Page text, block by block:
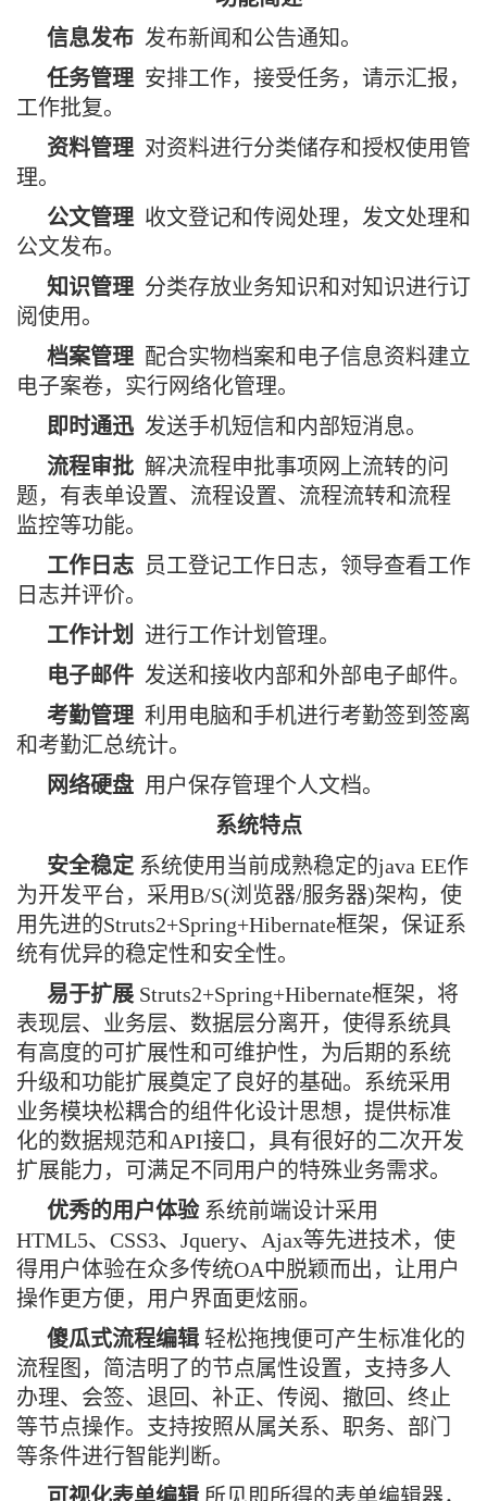
信息发布 发布新闻和公告通知。
任务管理 安排工作，接受任务，请示汇报，
工作批复。
资料管理 对资料进行分类储存和授权使用管
理。
公文管理 收文登记和传阅处理，发文处理和
公文发布。
知识管理 分类存放业务知识和对知识进行订
阅使用。
档案管理 配合实物档案和电子信息资料建立
电子案卷，实行网络化管理。
即时通迅 发送手机短信和内部短消息。
流程审批 解决流程申批事项网上流转的问
题，有表单设置、流程设置、流程流转和流程
监控等功能。
工作日志 员工登记工作日志，领导查看工作
日志并评价。
工作计划
进行工作计划管理。
电子邮件 发送和接收内部和外部电子邮件。
考勤管理 利用电脑和手机进行考勤签到签离
和考勤汇总统计。
网络硬盘 用户保存管理个人文档。
系统特点
安全稳定 系统使用当前成熟稳定的java EE作
为开发平台，采用B/S(浏览器/服务器)架构，使
用先进的Struts2+Spring+Hibernate框架，保证系
统有优异的稳定性和安全性。
易于扩展 Struts2+Spring+Hibernate框架，将
表现层、业务层、数据层分离开，使得系统具
有高度的可扩展性和可维护性，为后期的系统
升级和功能扩展奠定了良好的基础。系统采用
业务模块松耦合的组件化设计思想，提供标准
化的数据规范和API接口，具有很好的二次开发
扩展能力，可满足不同用户的特殊业务需求。
优秀的用户体验系统前端设计采用
HTML5、CSS3、Jquery、Ajax等先进技术，使
得用户体验在众多传统OA中脱颖而出，让用户
操作更方便，用户界面更炫丽。
傻瓜式流程编辑 轻松拖拽便可产生标准化的
流程图，简洁明了的节点属性设置，支持多人
办理、会签、退回、补正、传阅、撤回、终止
等节点操作。支持按照从属关系、职务、部门
等条件进行智能判断。